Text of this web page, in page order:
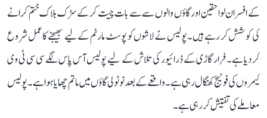
کے افسران لواحقین اور گاؤں والوں سے سے بات چیت کر کے سڑک بلاک ختم کرانے
کی کوشش کر رہے ہیں۔ پولیس نے لاشوں کو پوسٹ مارٹم کے لیے بھیجنے کا عمل شروع
کر دیا ہے۔ فرار گاڑی کے ڈرائیور کی تلاش کے لیے پولیس آس پاس لگے سی سی ٹی وی
کیمروں کی فوٹیج کھنگال رہی ہے۔ واقعے کے بعد نوٹولی گاؤں میں ماتم چھایا ہوا ہے۔ پولیس
معاملے کی تفتیش کر رہی ہے۔